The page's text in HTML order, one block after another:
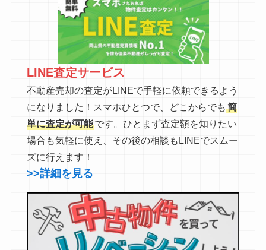
LINE査定サービス
不動産売却の査定がLINEで手軽に依頼できるよう
になりました！スマホひとつで、どこからでも 簡
単に査定が可能です。ひとまず査定額を知りたい
場合も気軽に使え、その後の相談もLINEでスムー
ズに行えます！
>>詳細を見る